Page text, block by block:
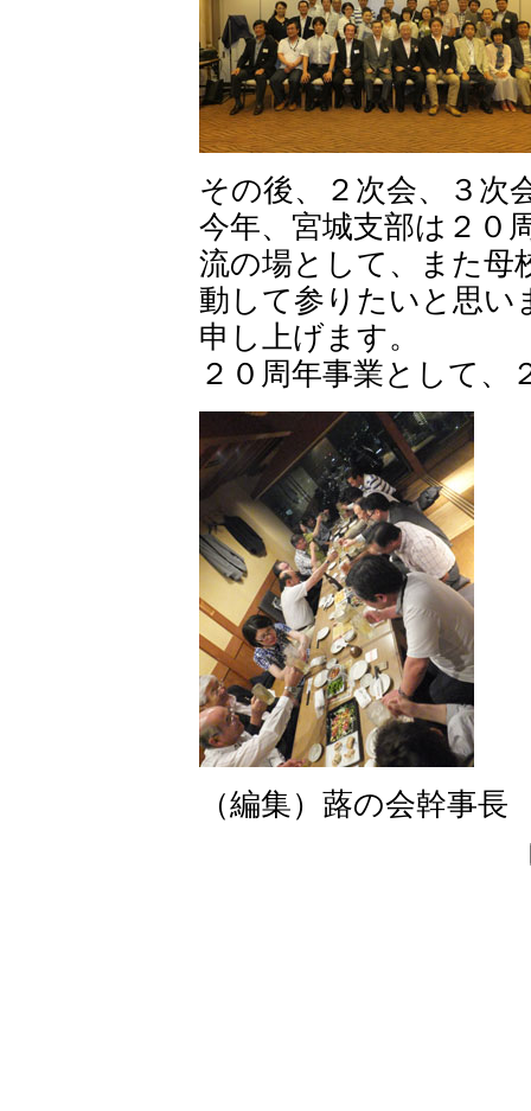
その後、２次会、３次
今年、宮城支部は２０
流の場として、また母
動して参りたいと思い
申し上げます。
２０周年事業として、
（編集）蕗の会幹事